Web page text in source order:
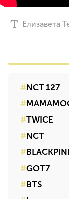
Елизавета
NCT 127
TWICE
NCT
GOT7
BTS